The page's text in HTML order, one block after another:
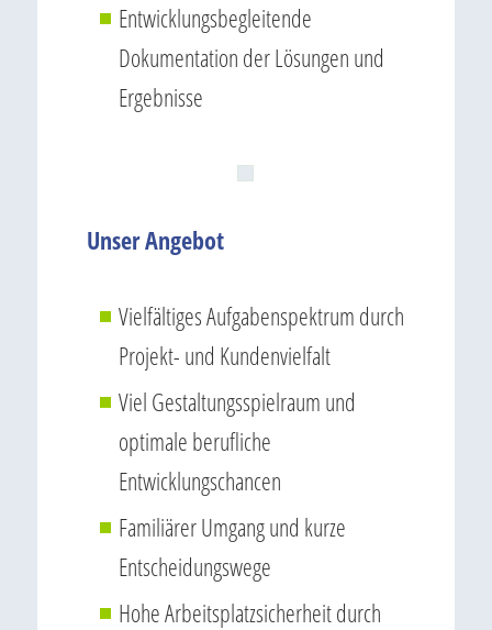
Entwicklungsbegleitende
Dokumentation der Lösungen und
Ergebnisse
Unser Angebot
Vielfältiges Aufgabenspektrum durch
Projekt- und Kundenvielfalt
Viel Gestaltungsspielraum und
optimale berufliche
Entwicklungschancen
Familiärer Umgang und kurze
Entscheidungswege
Hohe Arbeitsplatzsicherheit durch